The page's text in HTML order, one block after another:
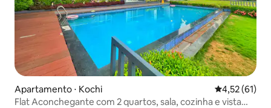
Apartamento ⋅ Kochi 4,52 de uma
4,52 (61)
Flat Aconchegante com 2 quartos, sala, cozinha e vista